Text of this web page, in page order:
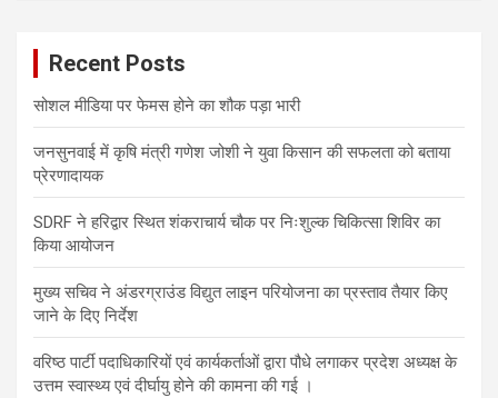
Recent Posts
सोशल मीडिया पर फेमस होने का शौक पड़ा भारी
जनसुनवाई में कृषि मंत्री गणेश जोशी ने युवा किसान की सफलता को बताया
प्रेरणादायक
SDRF ने हरिद्वार स्थित शंकराचार्य चौक पर निःशुल्क चिकित्सा शिविर का
किया आयोजन
मुख्य सचिव ने अंडरग्राउंड विद्युत लाइन परियोजना का प्रस्ताव तैयार किए
जाने के दिए निर्देश
वरिष्ठ पार्टी पदाधिकारियों एवं कार्यकर्ताओं द्वारा पौधे लगाकर प्रदेश अध्यक्ष के
उत्तम स्वास्थ्य एवं दीर्घायु होने की कामना की गई ।